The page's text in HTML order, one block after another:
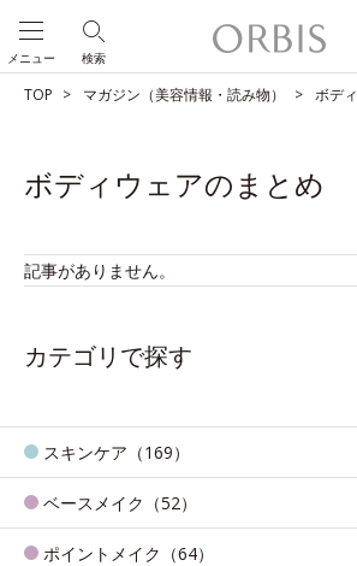
検索
メニュー
TOP マガジン（美容情報・読み物） ボデ
ボディウェアのまとめ
記事がありません。
カテゴリで探す
スキンケア（169）
ベースメイク（52）
ポイントメイク（64）